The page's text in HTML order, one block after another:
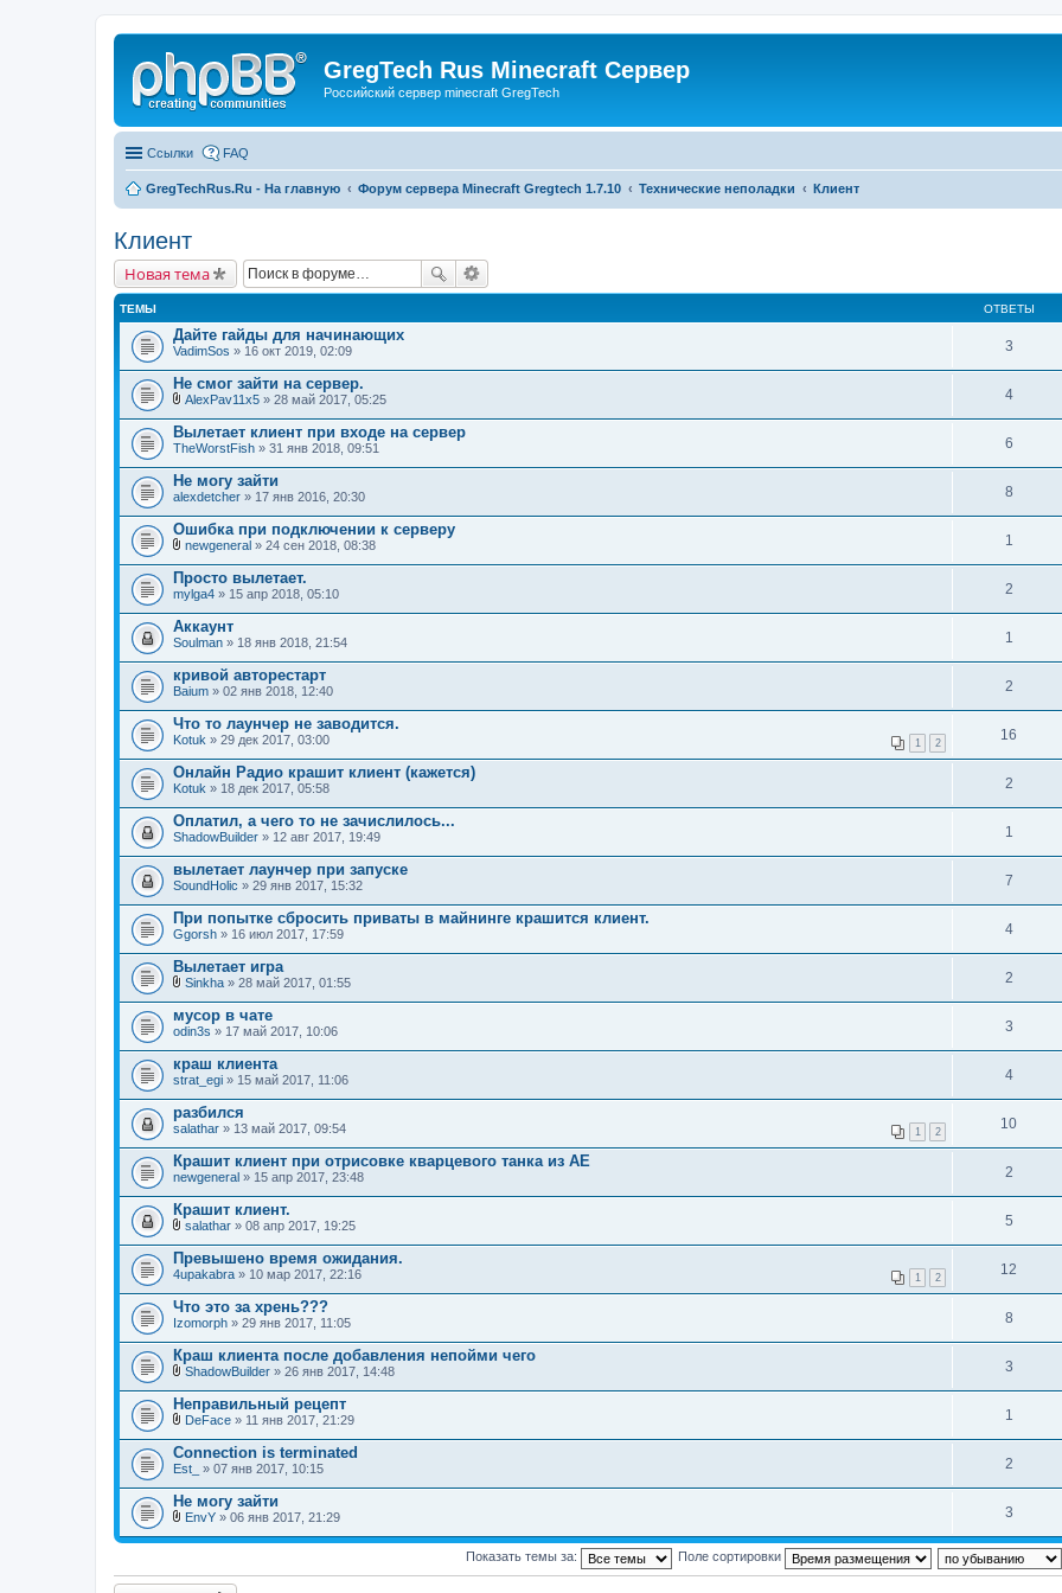
GregTech Rus Minecraft Сервер
Российский сервер minecraft GregTech
Ссылки FAQ
GregTechRus.Ru - На главную Форум сервера Minecraft Gregtech 1.7.10 Технические неполадки Клиент
Клиент
Новая тема
ТЕМЫ ОТВЕТЫ
Дайте гайды для начинающих
VadimSos » 16 окт 2019, 02:09 3
Не смог зайти на сервер.
л
о
ж
е
н
и
AlexPav11x5 » 28 май 2017, 05:25 4
Вылетает клиент при входе на сервер
TheWorstFish » 31 янв 2018, 09:51 6
Не могу зайти
alexdetcher » 17 янв 2016, 20:30 8
Ошибка при подключении к серверу
л
о
ж
е
н
и
newgeneral » 24 сен 2018, 08:38 1
Просто вылетает.
mylga4 » 15 апр 2018, 05:10 2
Аккаунт
Soulman » 18 янв 2018, 21:54 1
кривой авторестарт
Baium » 02 янв 2018, 12:40 2
Что то лаунчер не заводится.
1 2
Kotuk » 29 дек 2017, 03:00 16
Онлайн Радио крашит клиент (кажется)
Kotuk » 18 дек 2017, 05:58 2
Оплатил, а чего то не зачислилось...
ShadowBuilder » 12 авг 2017, 19:49 1
вылетает лаунчер при запуске
SoundHolic » 29 янв 2017, 15:32 7
При попытке сбросить приваты в майнинге крашится клиент.
Ggorsh » 16 июл 2017, 17:59 4
Вылетает игра
о
ж
е
н
и
Sinkha » 28 май 2017, 01:55 2
мусор в чате
odin3s » 17 май 2017, 10:06 3
краш клиента
strat_egi » 15 май 2017, 11:06 4
разбился
1 2
salathar » 13 май 2017, 09:54 10
Крашит клиент при отрисовке кварцевого танка из AE
newgeneral » 15 апр 2017, 23:48 2
Крашит клиент.
л
о
ж
е
н
и
salathar » 08 апр 2017, 19:25 5
Превышено время ожидания.
1 2
4upakabra » 10 мар 2017, 22:16 12
Что это за хрень???
Izomorph » 29 янв 2017, 11:05 8
Краш клиента после добавления непойми чего
л
о
ж
е
н
и
ShadowBuilder » 26 янв 2017, 14:48 3
Неправильный рецепт
л
о
ж
е
н
и
DeFace » 11 янв 2017, 21:29 1
Connection is terminated
Est_ » 07 янв 2017, 10:15 2
Не могу зайти
л
е
EnvY » 06 янв 2017, 21:29 3
Показать темы за: Поле сортировки